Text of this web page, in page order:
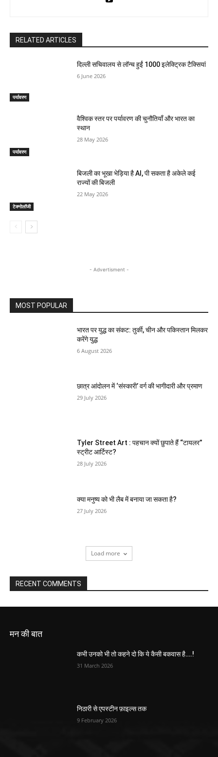
RELATED ARTICLES
पर्यावरण
दिल्ली सचिवालय से लॉन्च हुईं 1000 इलेक्ट्रिक टैक्सियां
6 June 2026
पर्यावरण
वैश्विक स्तर पर पर्यावरण की चुनौतियाँ और भारत का
स्थान
28 May 2026
टेक्नोलॉजी
बिजली का भूखा भेड़िया है AI, पी सकता है अकेले कई
राज्यों की बिजली
22 May 2026
- Advertisment -
MOST POPULAR
भारत पर युद्ध का संकट: तुर्की, चीन और पकिस्तान मिलकर
करेंगे युद्ध
6 August 2026
छात्र आंदोलन में ‘संस्कारी’ वर्ग की भागीदारी और प्रमाण
29 July 2026
Tyler Street Art : पहचान क्यों छुपाते हैं “टायलर”
स्ट्रीट आर्टिस्ट?
28 July 2026
क्या मनुष्य को भी लैब में बनाया जा सकता है?
27 July 2026
Load more
RECENT COMMENTS
मन की बात
कभी उनको भी तो कहने दो कि ये कैसी बकवास है….!
31 March 2026
निठारी से एपस्टीन फ़ाइल्स तक
9 February 2026